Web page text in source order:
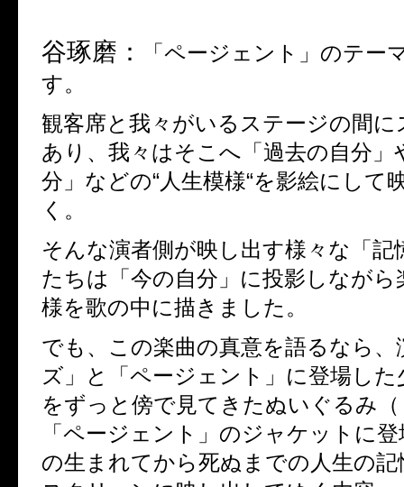
谷琢磨：
「ページェント」のテー
す。
観客席と我々がいるステージの間
あり、我々はそこへ「過去の自分」
分」などの“ 人生模様“を影絵にして
く。
そんな演者側が映し出す様々な「記
たちは「今の自分」に投影しなが
様を歌の中に描きました。
でも、この楽曲の真意を語るなら、
ズ」と「ページェント」に登場した
をずっと傍で見てきたぬいぐるみ
「ページェント」のジャケットに
の生まれてから死ぬまでの人生の記